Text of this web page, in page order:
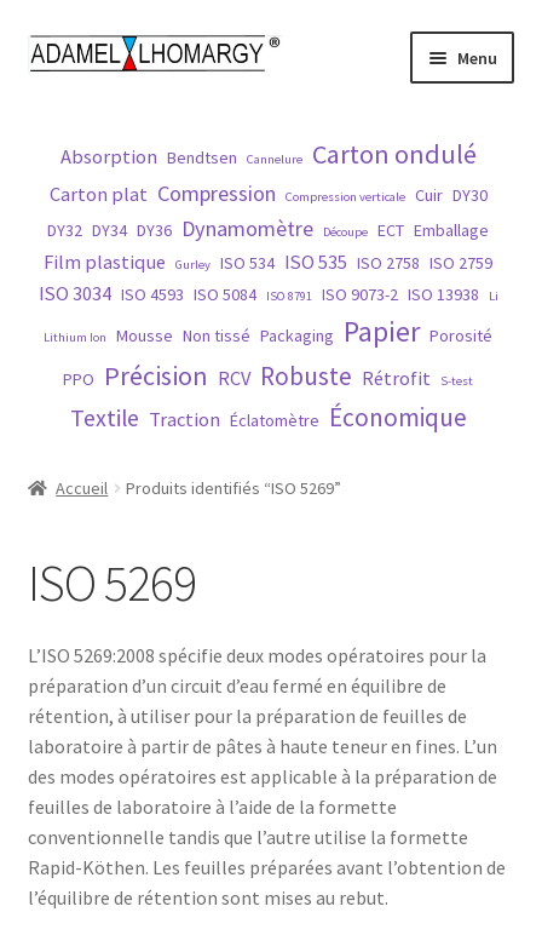
Aller
à
Aller
au
Menu
Histoire
Matières
Normes
Réparation
Absorption Bendtsen Cannelure Carton ondulé
Carton plat Compression Compression verticale Cuir DY30
DY32 DY34 DY36 Dynamomètre Découpe ECT Emballage
Film plastique Gurley ISO 534 ISO 535 ISO 2758 ISO 2759
ISO 3034 ISO 4593 ISO 5084 ISO 8791 ISO 9073-2 ISO 13938 Li
Lithium Ion Mousse Non tissé Packaging Papier Porosité
PPO
Précision RCV Robuste Rétrofit S-test
Textile Traction Éclatomètre Économique
Accueil Produits identifiés “ISO 5269”
ISO 5269
L’ISO 5269:2008 spécifie deux modes opératoires pour la
préparation d’un circuit d’eau fermé en équilibre de
rétention, à utiliser pour la préparation de feuilles de
laboratoire à partir de pâtes à haute teneur en fines. L’un
des modes opératoires est applicable à la préparation de
feuilles de laboratoire à l’aide de la formette
conventionnelle tandis que l’autre utilise la formette
Rapid-Köthen. Les feuilles préparées avant l’obtention de
l’équilibre de rétention sont mises au rebut.